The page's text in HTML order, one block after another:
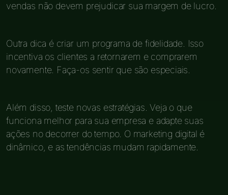
vendas não devem prejudicar sua margem de lucro.
Outra dica é criar um programa de fidelidade. Isso
incentiva os clientes a retornarem e comprarem
novamente. Faça-os sentir que são especiais.
Além disso, teste novas estratégias. Veja o que
funciona melhor para sua empresa e adapte suas
ações no decorrer do tempo. O marketing digital é
dinâmico, e as tendências mudam rapidamente.